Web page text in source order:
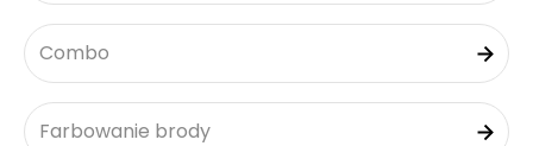
Combo
Farbowanie brody